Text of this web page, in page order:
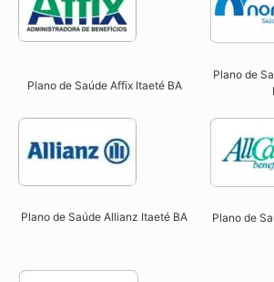
Plano de Saúde Affix Itaeté BA​
Plano de
Plano de Saúde Allianz Itaeté BA​ Plano de